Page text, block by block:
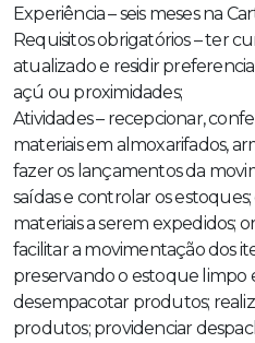
Experiência – seis meses na
Requisitos obrigatórios – ter
atualizado e residir
açú ou proximidades;
Atividades – recepcionar,
materiais em almoxarifados,
fazer os lançamentos da
saídas e controlar os
materiais a serem expedidos;
facilitar a movimentação dos
preservando o estoque limpo
desempacotar produtos;
produtos; providenciar